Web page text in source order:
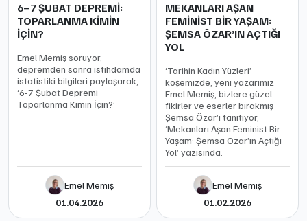
6–7 ŞUBAT DEPREMİ:
TOPARLANMA KİMİN
İÇİN?
Emel Memiş soruyor,
depremden sonra istihdamda
istatistiki bilgileri paylaşarak,
‘6-7 Şubat Depremi
Toparlanma Kimin İçin?’
Emel Memiş
01.04.2026
MEKANLARI AŞAN
FEMİNİST BİR YAŞAM:
ŞEMSA ÖZAR’IN AÇTIĞI
YOL
‘Tarihin Kadın Yüzleri’
köşemizde, yeni yazarımız
Emel Memiş, bizlere güzel
fikirler ve eserler bırakmış
Şemsa Özar’ı tanıtıyor,
‘Mekanları Aşan Feminist Bir
Yaşam: Şemsa Özar’ın Açtığı
Yol’ yazısında.
Emel Memiş
01.02.2026